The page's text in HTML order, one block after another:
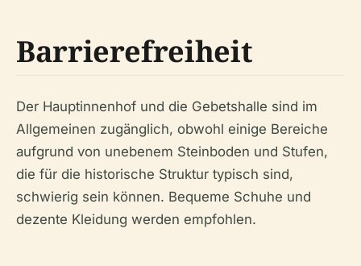
Barrierefreiheit
Der Hauptinnenhof und die Gebetshalle sind im
Allgemeinen zugänglich, obwohl einige Bereiche
aufgrund von unebenem Steinboden und Stufen,
die für die historische Struktur typisch sind,
schwierig sein können. Bequeme Schuhe und
dezente Kleidung werden empfohlen.